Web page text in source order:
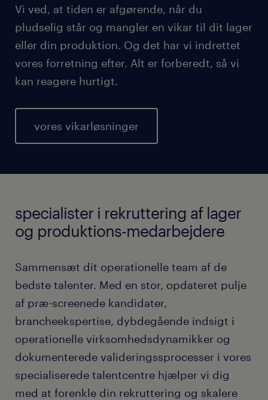
Vi ved, at tiden er afgørende, når du
pludselig står og mangler en vikar til dit lager
eller din produktion. Og det har vi indrettet
vores forretning efter. Alt er forberedt, så vi
kan reagere hurtigt.
vores vikarløsninger
specialister i rekruttering af lager
og produktions-medarbejdere
Sammensæt dit operationelle team af de
bedste talenter. Med en stor, opdateret pulje
af præ-screenede kandidater,
brancheekspertise, dybdegående indsigt i
operationelle virksomhedsdynamikker og
dokumenterede valideringssprocesser i vores
specialiserede talentcentre hjælper vi dig
med at forenkle din rekruttering og skalere